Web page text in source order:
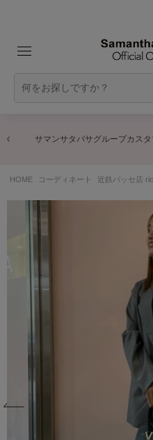
サマンサタバサグループカス
HOME コーディネート 近鉄パッセ店